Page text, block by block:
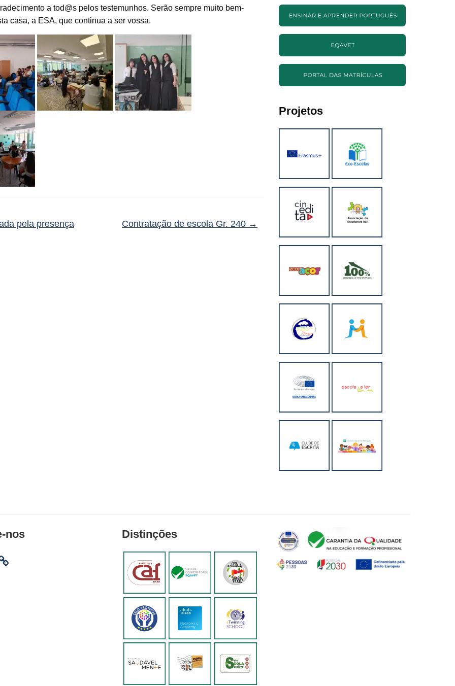
a tod@s pelos testemunhos. Serão sempre muito bem-
casa, a ESA, que continua a ser vossa.
pela presença Contratação de escola Gr. 240 →
Projetos
nos Distinções